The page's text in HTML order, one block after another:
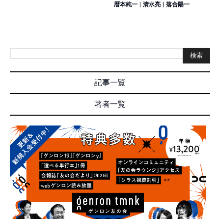
暦本純一 | 清水亮 | 落合陽一
検索
記事一覧
著者一覧